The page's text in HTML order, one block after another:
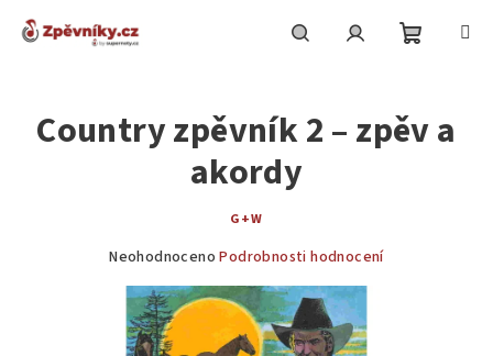
košík
Country zpěvník 2 – zpěv a
akordy
G+W
Průměrné
produktu
0,0
Neohodnoceno Podrobnosti hodnocení